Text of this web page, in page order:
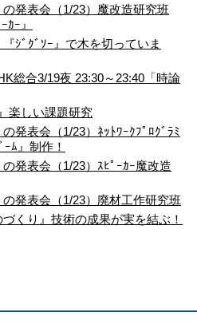
発表会（1/23）魔改造研究班
ｰ』
ｼﾞｸﾞｿｰ』で木を切っていま
総合3/19夜 23:30～23:40「時論
楽しい課題研究
発表会（1/23）ﾈｯﾄﾜｰｸﾌﾟﾛｸﾞﾗﾐ
ﾑ』制作！
発表会（1/23）ｽﾋﾟｰｶｰ魔改造
発表会（1/23）廃材工作研究班
くり』技術の成果が実を結ぶ！